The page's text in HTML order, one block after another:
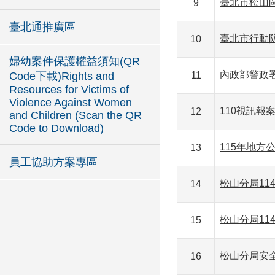
臺北通推廣區
婦幼案件保護權益須知(QR
Code下載)Rights and
Resources for Victims of
Violence Against Women
and Children (Scan the QR
Code to Download)
員工協助方案專區
9 臺北市松山
10 臺北市行動
11 內政部警政
12 110視訊報
13 115年地方
14 松山分局
15 松山分局
16 松山分局安